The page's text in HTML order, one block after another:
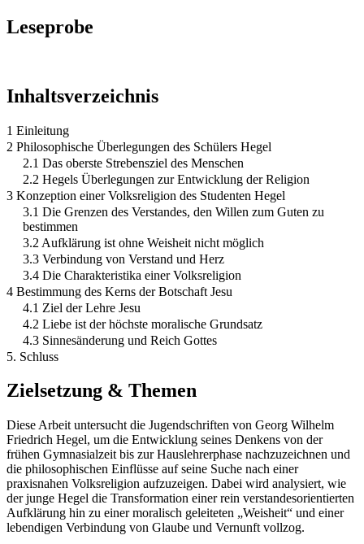
Leseprobe
Inhaltsverzeichnis
1 Einleitung
2 Philosophische Überlegungen des Schülers Hegel
2.1 Das oberste Strebensziel des Menschen
2.2 Hegels Überlegungen zur Entwicklung der Religion
3 Konzeption einer Volksreligion des Studenten Hegel
3.1 Die Grenzen des Verstandes, den Willen zum Guten zu
bestimmen
3.2 Aufklärung ist ohne Weisheit nicht möglich
3.3 Verbindung von Verstand und Herz
3.4 Die Charakteristika einer Volksreligion
4 Bestimmung des Kerns der Botschaft Jesu
4.1 Ziel der Lehre Jesu
4.2 Liebe ist der höchste moralische Grundsatz
4.3 Sinnesänderung und Reich Gottes
5. Schluss
Zielsetzung & Themen
Diese Arbeit untersucht die Jugendschriften von Georg Wilhelm
Friedrich Hegel, um die Entwicklung seines Denkens von der
frühen Gymnasialzeit bis zur Hauslehrerphase nachzuzeichnen und
die philosophischen Einflüsse auf seine Suche nach einer
praxisnahen Volksreligion aufzuzeigen. Dabei wird analysiert, wie
der junge Hegel die Transformation einer rein verstandesorientierten
Aufklärung hin zu einer moralisch geleiteten „Weisheit“ und einer
lebendigen Verbindung von Glaube und Vernunft vollzog.